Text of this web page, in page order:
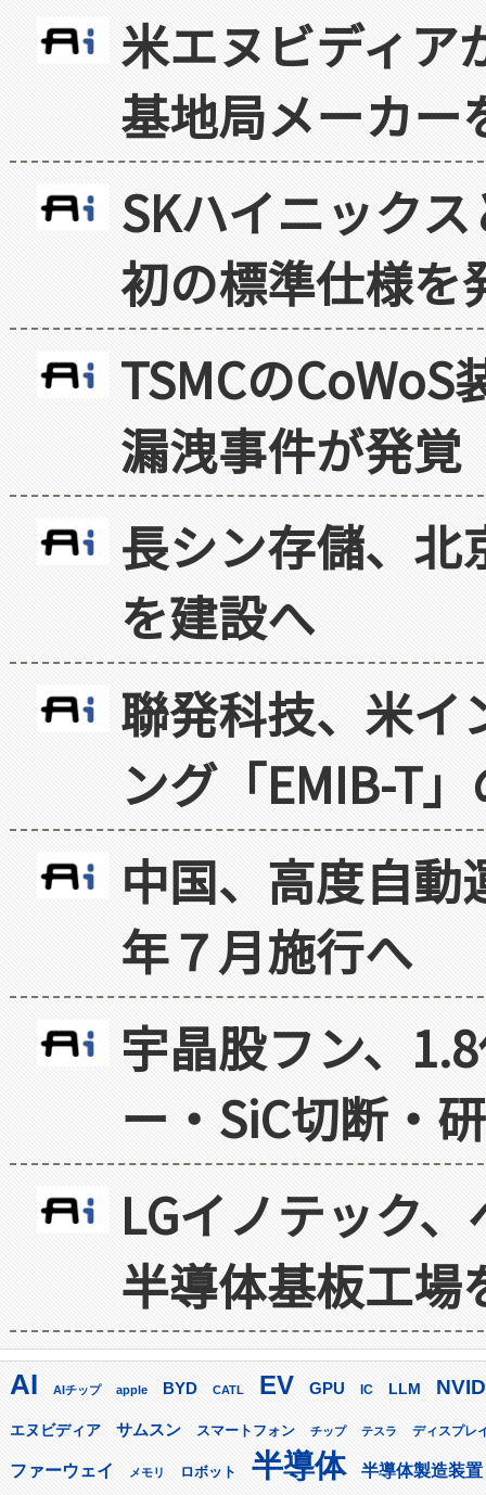
米エヌビディア
基地局メーカー
SKハイニック
初の標準仕様を
TSMCの
漏洩事件が発覚
長シン存儲、北
を建設へ
聯発科技、米イ
ング「EMIB-T
中国、高度自
年７月施行へ
宇晶股フン、
ー・SiC切断・
LGイノテック
半導体基板工場
AI AIチップ apple BYD CATL EV GPU IC LLM
エヌビディア サムスン スマートフォン チップ テスラ ディスプレ
ファーウェイ メモリ ロボット 半導体 半導体製造装置